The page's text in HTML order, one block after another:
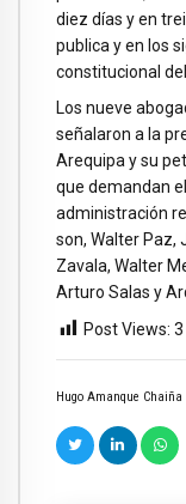
Hugo Amanque Chaiña
diez días y en
publica y en los
constitucional
Los nueve
señalaron a la
Arequipa y su
que demandan
administración
son, Walter Paz,
Zavala, Walter
Arturo Salas y
Post Views: 3